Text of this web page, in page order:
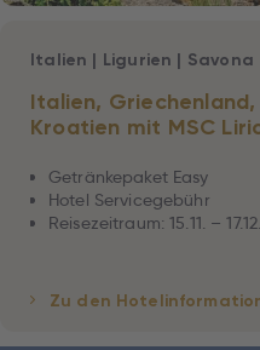
Italien,
Kroatien mit MSC
Italien | Ligurien | Savona
Getränkepaket Easy
Hotel Servicegebühr
Reisezeitraum: 15.11. –
Zu den